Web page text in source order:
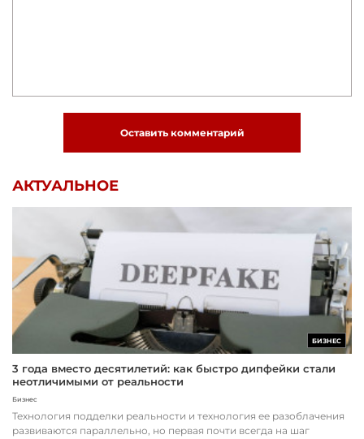
Оставить комментарий
АКТУАЛЬНОЕ
БИЗНЕС
3 года вместо десятилетий: как быстро дипфейки стали
неотличимыми от реальности
Бизнес
Технология подделки реальности и технология ее разоблачения
развиваются параллельно, но первая почти всегда на шаг